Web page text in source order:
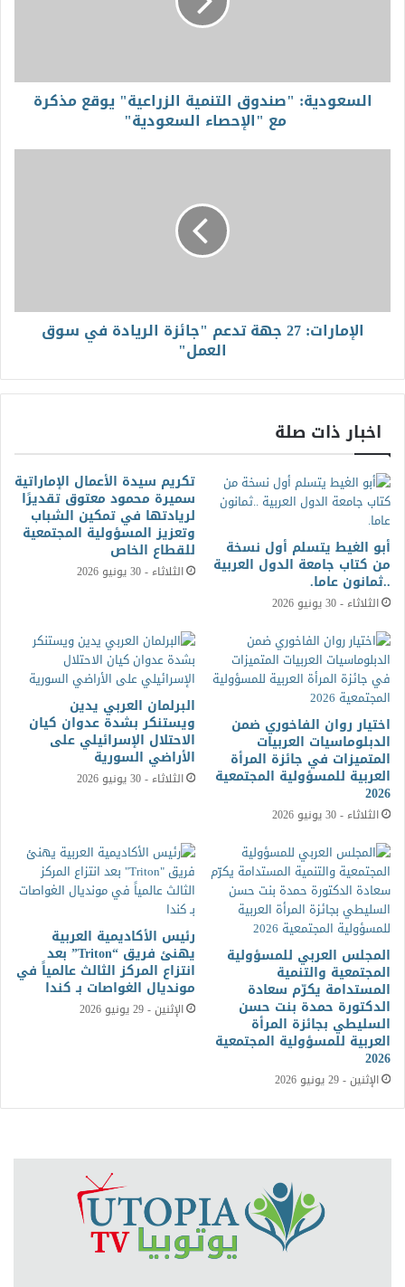
السعودية: "صندوق التنمية الزراعية" يوقع مذكرة
مع "الإحصاء السعودية"
الإمارات: 27 جهة تدعم "جائزة الريادة في سوق
العمل"
اخبار ذات صلة
أبو الغيط يتسلم أول نسخة
من كتاب جامعة الدول العربية
..ثمانون عاما.
الثلاثاء - 30 يونيو 2026
تكريم سيدة الأعمال الإماراتية
سميرة محمود معتوق تقديرًا
لريادتها في تمكين الشباب
وتعزيز المسؤولية المجتمعية
للقطاع الخاص
الثلاثاء - 30 يونيو 2026
اختيار روان الفاخوري ضمن
الدبلوماسيات العربيات
المتميزات في جائزة المرأة
العربية للمسؤولية المجتمعية
2026
الثلاثاء - 30 يونيو 2026
البرلمان العربي يدين
ويستنكر بشدة عدوان كيان
الاحتلال الإسرائيلي على
الأراضي السورية
الثلاثاء - 30 يونيو 2026
المجلس العربي للمسؤولية
المجتمعية والتنمية
المستدامة يكرّم سعادة
الدكتورة حمدة بنت حسن
السليطي بجائزة المرأة
العربية للمسؤولية المجتمعية
2026
الإثنين - 29 يونيو 2026
رئيس الأكاديمية العربية
يهنئ فريق “Triton” بعد
انتزاع المركز الثالث عالمياً في
مونديال الغواصات بـ كندا
الإثنين - 29 يونيو 2026